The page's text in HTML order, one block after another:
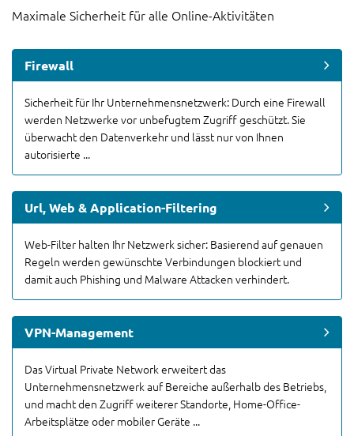
Maximale Sicherheit für alle Online-Aktivitäten
Firewall
Sicherheit für Ihr Unternehmensnetzwerk: Durch eine Firewall
werden Netzwerke vor unbefugtem Zugriff geschützt. Sie
überwacht den Datenverkehr und lässt nur von Ihnen
autorisierte ...
Url, Web & Application-Filtering
Web-Filter halten Ihr Netzwerk sicher: Basierend auf genauen
Regeln werden gewünschte Verbindungen blockiert und
damit auch Phishing und Malware Attacken verhindert.
VPN-Management
Das Virtual Private Network erweitert das
Unternehmensnetzwerk auf Bereiche außerhalb des Betriebs,
und macht den Zugriff weiterer Standorte, Home-Office-
Arbeitsplätze oder mobiler Geräte ...